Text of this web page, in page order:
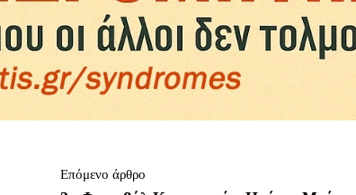
Επόμενο άρθρο